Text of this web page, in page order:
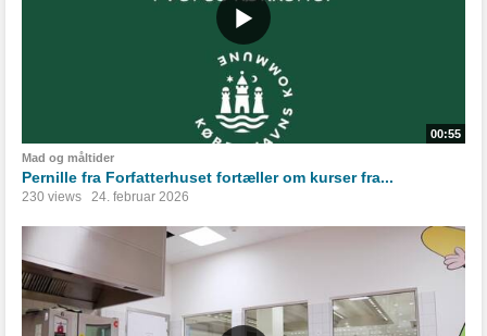
00:55
Mad og måltider
Pernille fra Forfatterhuset fortæller om kurser fra...
230 views 24. februar 2026